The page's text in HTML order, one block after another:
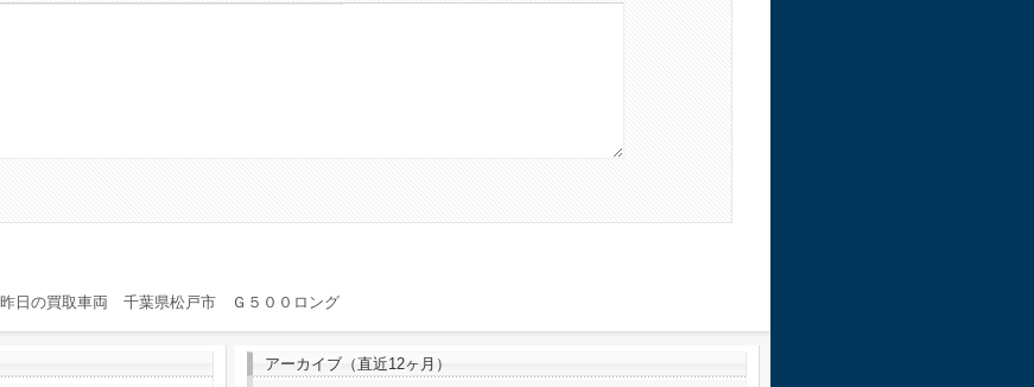
昨日の買取車両 千葉県松戸市 Ｇ５００ロング
アーカイブ（直近12ヶ月）